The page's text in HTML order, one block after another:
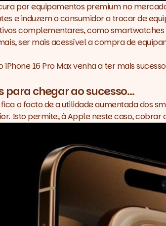
por equipamentos premium no
e induzem o consumidor a trocar de
complementares, comosmartwatches
ser mais acessível a compra de
iPhone 16 Pro Max venha a ter mais
para chegar ao sucesso...
o facto de a utilidade aumentada dos
Isto permite, à Apple neste caso, cobrar